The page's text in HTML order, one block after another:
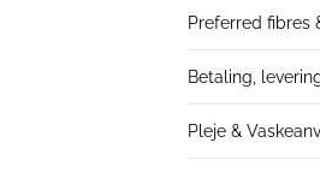
Preferred fibres
Betaling,
Pleje &